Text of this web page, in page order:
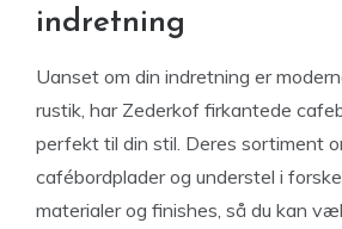
indretning
Uanset om din indretning er
rustik, har Zederkof firkantede
perfekt til din stil. Deres sortiment
cafébordplader og understel i
materialer og finishes, så du kan